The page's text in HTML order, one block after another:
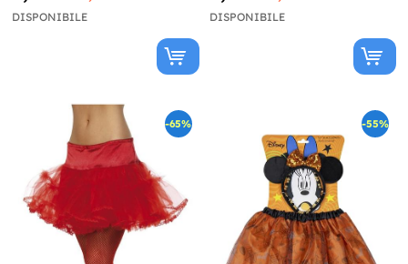
DISPONIBILE DISPONIBILE
-65% -55%